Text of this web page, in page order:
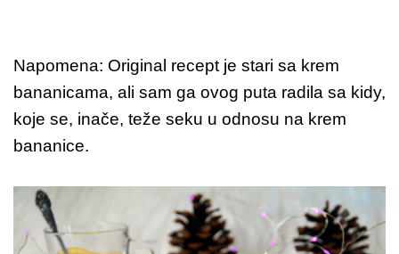
Napomena: Original recept je stari sa krem
bananicama, ali sam ga ovog puta radila sa kidy,
koje se, inače, teže seku u odnosu na krem
bananice.